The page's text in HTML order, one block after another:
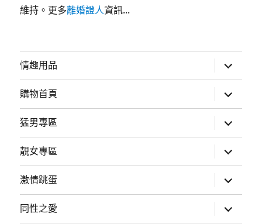
維持。更多離婚證人資訊...
情趣用品
展
開
子
選
單
購物首頁
展
開
子
選
單
猛男專區
展
開
子
選
單
靚女專區
展
開
子
選
單
激情跳蛋
展
開
子
選
單
同性之愛
展
開